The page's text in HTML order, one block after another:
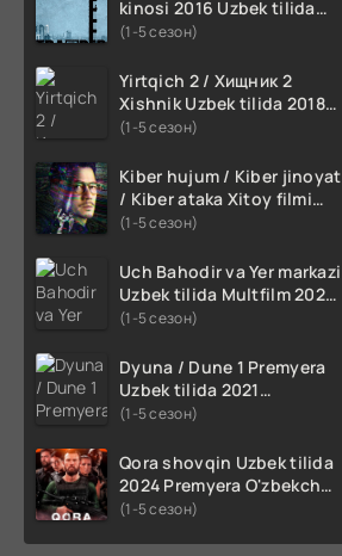
kinosi 2016 Uzbek tilida
tarjima film HD
(1-5 сезон)
Yirtqich 2 / Хищник 2
Xishnik Uzbek tilida 2018-
2024 O'zbekcha tarjima
(1-5 сезон)
Kiber hujum / Kiber jinoyat
/ Kiber ataka Xitoy filmi
Uzbek tilida O'zbekcha
HD skachat
(1-5 сезон)
Uch Bahodir va Yer markazi
Uzbek tilida Multfilm 2025
tarjima HD skachat
(1-5 сезон)
Dyuna / Dune 1 Premyera
Uzbek tilida 2021
O'zbekcha tarjima kino HD
(1-5 сезон)
Qora shovqin Uzbek tilida
2024 Premyera O'zbekcha
tarjima kino HD skachat
(1-5 сезон)